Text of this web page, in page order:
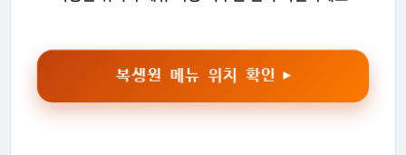
복생원 메뉴 위치 확인 ▶